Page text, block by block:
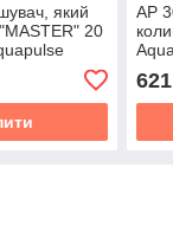
який
20
АР
621